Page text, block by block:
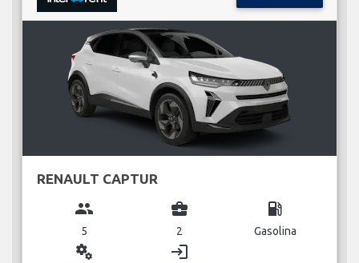
RENAULT CAPTUR
group
5
business_center
2
local_gas_station
Gasolina
miscellaneous_services login